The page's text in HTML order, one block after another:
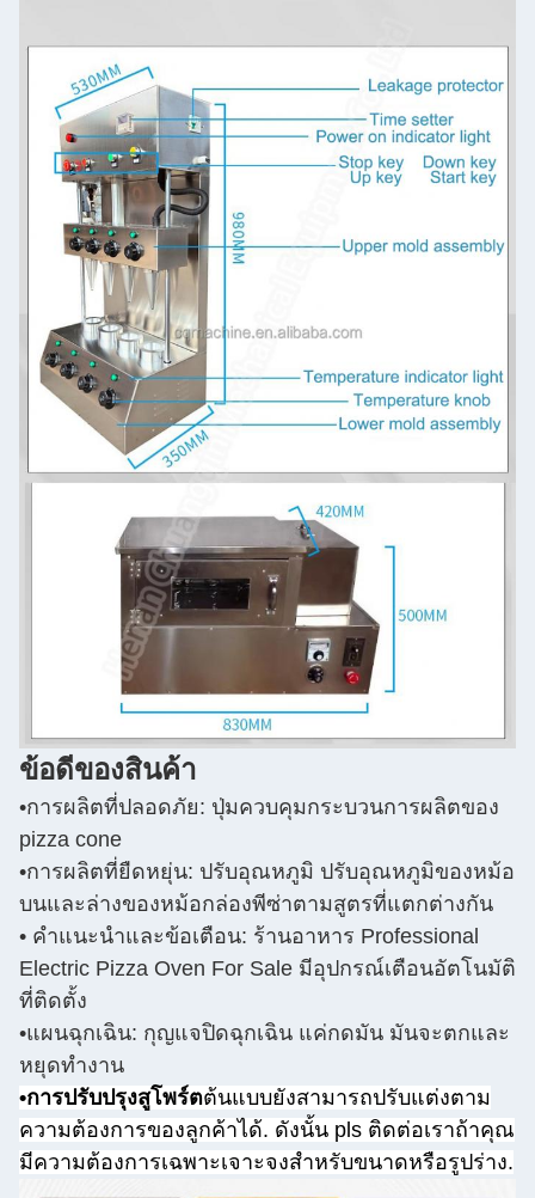
ข้อดีของสินค้า
•การผลิตที่ปลอดภัย: ปุ่มควบคุมกระบวนการผลิตของ
pizza cone
•การผลิตที่ยืดหยุ่น: ปรับอุณหภูมิ ปรับอุณหภูมิของหม้อ
บนและล่างของหม้อกล่องพีซ่าตามสูตรที่แตกต่างกัน
• คําแนะนําและข้อเตือน: ร้านอาหาร Professional
Electric Pizza Oven For Sale มีอุปกรณ์เตือนอัตโนมัติ
ที่ติดตั้ง
•แผนฉุกเฉิน: กุญแจปิดฉุกเฉิน แค่กดมัน มันจะตกและ
หยุดทํางาน
•การปรับปรุงสูโพร์ตต้นแบบยังสามารถปรับแต่งตาม
ความต้องการของลูกค้าได้. ดังนั้น pls ติดต่อเราถ้าคุณ
มีความต้องการเฉพาะเจาะจงสําหรับขนาดหรือรูปร่าง.